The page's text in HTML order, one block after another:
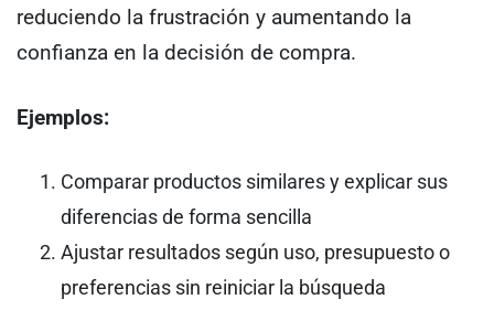
reduciendo la frustración y aumentando la
confianza en la decisión de compra.
Ejemplos:
Comparar productos similares y explicar sus
diferencias de forma sencilla
Ajustar resultados según uso, presupuesto o
preferencias sin reiniciar la búsqueda